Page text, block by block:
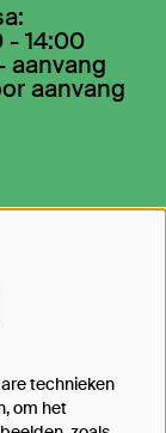
- 14:00
aanvang
aanvang
technieken
om het